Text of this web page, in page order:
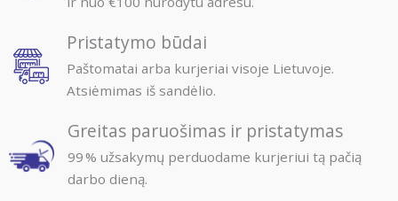
Pristatymo būdai
Paštomatai arba kurjeriai visoje Lietuvoje.
Atsiėmimas iš sandėlio.
Greitas paruošimas ir pristatymas
99 % užsakymų perduodame kurjeriui tą pačią
darbo dieną.